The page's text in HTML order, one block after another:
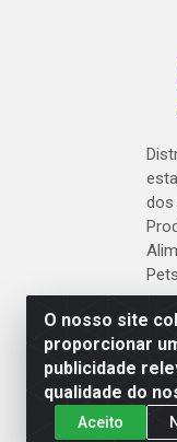
O nosso site
proporcionar
publicidade
qualidade do
Aceito
dos